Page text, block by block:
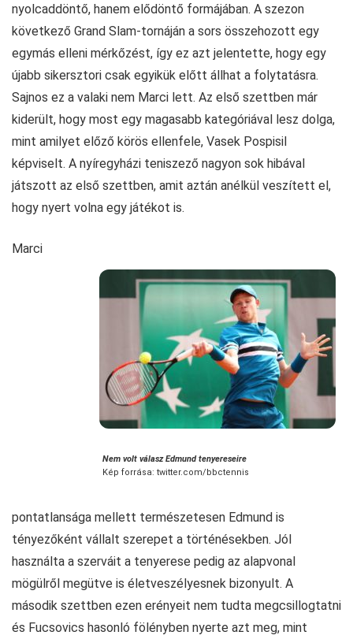
nyolcaddöntő, hanem elődöntő formájában. A szezon
következő Grand Slam-tornáján a sors összehozott egy
egymás elleni mérkőzést, így ez azt jelentette, hogy egy
újabb sikersztori csak egyikük előtt állhat a folytatásra.
Sajnos ez a valaki nem Marci lett. Az első szettben már
kiderült, hogy most egy magasabb kategóriával lesz dolga,
mint amilyet előző körös ellenfele, Vasek Pospisil
képviselt. A nyíregyházi teniszező nagyon sok hibával
játszott az első szettben, amit aztán anélkül veszített el,
hogy nyert volna egy játékot is.
Nem volt válasz Edmund tenyereseire
Kép forrása: twitter.com/bbctennis
Marci
pontatlansága mellett természetesen Edmund is
tényezőként vállalt szerepet a történésekben. Jól
használta a szerváit a tenyerese pedig az alapvonal
mögülről megütve is életveszélyesnek bizonyult. A
második szettben ezen erényeit nem tudta megcsillogtatni
és Fucsovics hasonló fölényben nyerte azt meg, mint